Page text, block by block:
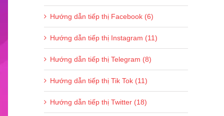
Hướng dẫn tiếp thị Facebook (6)
Hướng dẫn tiếp thị Instagram (11)
Hướng dẫn tiếp thị Telegram (8)
Hướng dẫn tiếp thị Tik Tok (11)
Hướng dẫn tiếp thị Twitter (18)